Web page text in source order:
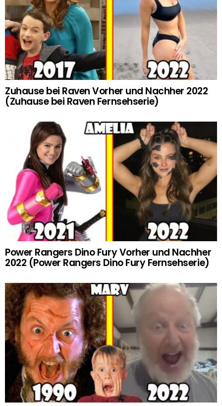
Zuhause bei Raven Vorher und Nachher 2022
(Zuhause bei Raven Fernsehserie)
Power Rangers Dino Fury Vorher und Nachher
2022 (Power Rangers Dino Fury Fernsehserie)